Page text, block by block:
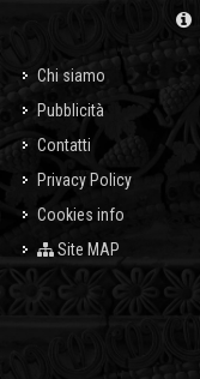
Chi siamo
Pubblicità
Contatti
Privacy Policy
Cookies info
Site MAP